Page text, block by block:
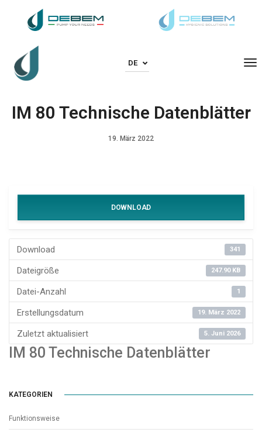
DE
IM 80 Technische Datenblätter
19. März 2022
DOWNLOAD
Download 341
Dateigröße 247.90 KB
Datei-Anzahl 1
Erstellungsdatum 19. März 2022
Zuletzt aktualisiert 5. Juni 2026
IM 80 Technische Datenblätter
KATEGORIEN
Funktionsweise